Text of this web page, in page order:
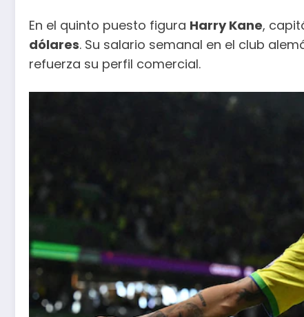
En el quinto puesto figura Harry Kane,
dólares. Su salario semanal en el club
refuerza su perfil comercial.